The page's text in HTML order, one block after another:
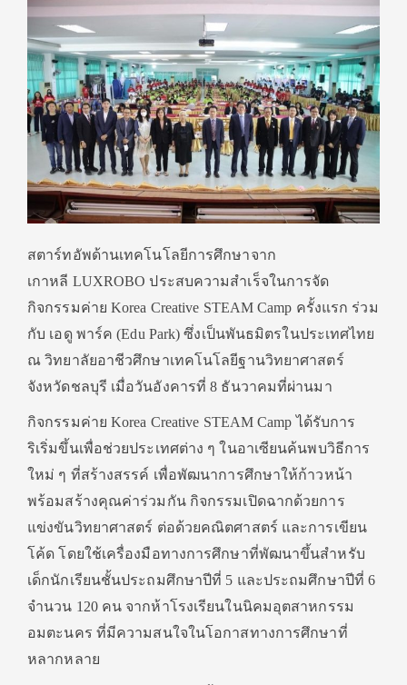
สตาร์ทอัพด้านเทคโนโลยีการศึกษาจาก
เกาหลี LUXROBO ประสบความสำเร็จในการจัด
กิจกรรมค่าย Korea Creative STEAM Camp ครั้งแรก ร่วม
กับ เอดู พาร์ค (Edu Park) ซึ่งเป็นพันธมิตรในประเทศไทย
ณ วิทยาลัยอาชีวศึกษาเทคโนโลยีฐานวิทยาศาสตร์
จังหวัดชลบุรี เมื่อวันอังคารที่ 8 ธันวาคมที่ผ่านมา
กิจกรรมค่าย Korea Creative STEAM Camp ได้รับการ
ริเริ่มขึ้นเพื่อช่วยประเทศต่าง ๆ ในอาเซียนค้นพบวิธีการ
ใหม่ ๆ ที่สร้างสรรค์ เพื่อพัฒนาการศึกษาให้ก้าวหน้า
พร้อมสร้างคุณค่าร่วมกัน กิจกรรมเปิดฉากด้วยการ
แข่งขันวิทยาศาสตร์ ต่อด้วยคณิตศาสตร์ และการเขียน
โค้ด โดยใช้เครื่องมือทางการศึกษาที่พัฒนาขึ้นสำหรับ
เด็กนักเรียนชั้นประถมศึกษาปีที่ 5 และประถมศึกษาปีที่ 6
จำนวน 120 คน จากห้าโรงเรียนในนิคมอุตสาหกรรม
อมตะนคร ที่มีความสนใจในโอกาสทางการศึกษาที่
หลากหลาย